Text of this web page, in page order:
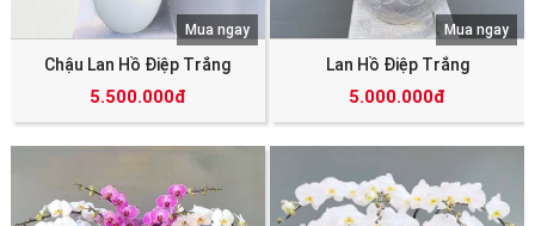
Chậu Lan Hồ Điệp Trắng
5.500.000đ
Mua ngay
Lan Hồ Điệp Trắng
5.000.000đ
Mua ngay